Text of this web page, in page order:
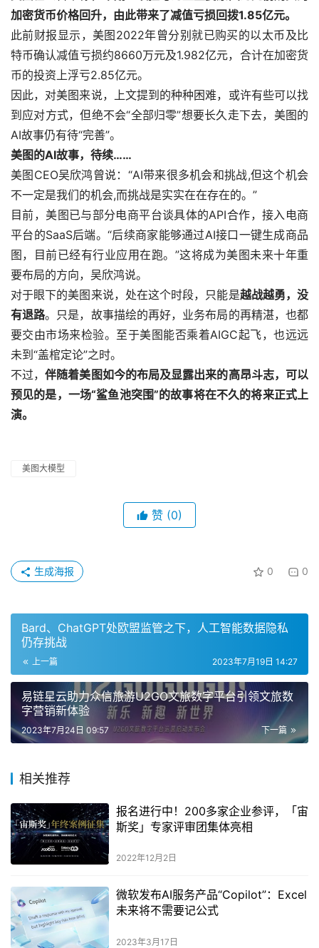
加密货币价格回升，由此带来了减值亏损回拨1.85亿元。
此前财报显示，美图2022年曾分别就已购买的以太币及比
特币确认减值亏损约8660万元及1.982亿元，合计在加密货
币的投资上浮亏2.85亿元。
因此，对美图来说，上文提到的种种困难，或许有些可以找
到应对方式，但绝不会“全部归零”想要长久走下去，美图的
AI故事仍有待“完善”。
美图的AI故事，待续……
美图CEO吴欣鸿曾说：“AI带来很多机会和挑战,但这个机会
不一定是我们的机会,而挑战是实实在在存在的。”
目前，美图已与部分电商平台谈具体的API合作，接入电商
平台的SaaS后端。“后续商家能够通过AI接口一键生成商品
图，目前已经有行业应用在跑。”这将成为美图未来十年重
要布局的方向，吴欣鸿说。
对于眼下的美图来说，处在这个时段，只能是越战越勇，没
有退路。只是，故事描绘的再好，业务布局的再精湛，也都
要交由市场来检验。至于美图能否乘着AIGC起飞，也远远
未到“盖棺定论”之时。
不过，伴随着美图如今的布局及显露出来的高昂斗志，可以
预见的是，一场“鲨鱼池突围”的故事将在不久的将来正式上
演。
美图大模型
赞 (0)
0 0
生成海报
Bard、ChatGPT处欧盟监管之下，人工智能数据隐私
仍存挑战
上一篇 2023年7月19日 14:27
易链星云助力众信旅游U2GO⽂旅数字平台引领文旅数
字营销新体验
下一篇
2023年7月24日 09:57
相关推荐
报名进行中！200多家企业参评，「宙
斯奖」专家评审团集体亮相
2022年12月2日
微软发布AI服务产品“Copilot”：Excel
未来将不需要记公式
2023年3月17日